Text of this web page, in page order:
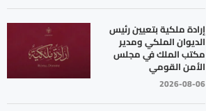
إرادة ملكية بتعيين رئيس
الديوان الملكي ومدير
مكتب الملك في مجلس
الأمن القومي
2026-08-06